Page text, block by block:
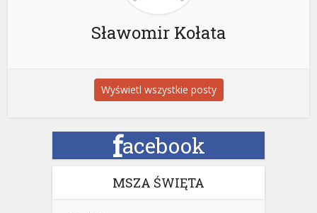
Sławomir Kołata
Wyświetl wszystkie posty
facebook
MSZA ŚWIĘTA